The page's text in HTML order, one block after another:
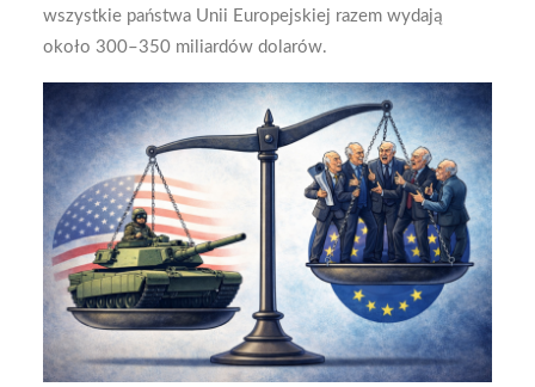
wszystkie państwa Unii Europejskiej razem wydają
około 300–350 miliardów dolarów.